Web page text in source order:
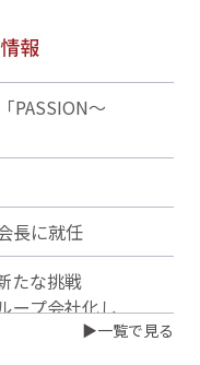
PASSION～
長に就任
新たな挑戦
ープ会社化し
▶一覧で見る